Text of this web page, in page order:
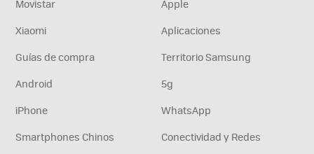
Movistar
Apple
Xiaomi
Aplicaciones
Guías de compra
Territorio Samsung
Android
5g
iPhone
WhatsApp
Smartphones Chinos
Conectividad y Redes